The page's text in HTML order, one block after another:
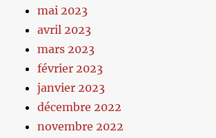
mai 2023
avril 2023
mars 2023
février 2023
janvier 2023
décembre 2022
novembre 2022